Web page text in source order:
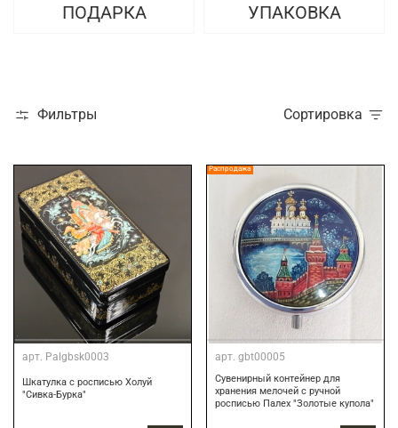
ПОДАРКА
УПАКОВКА
Фильтры Сортировка
арт. Palgbsk0003
Шкатулка с росписью Холуй
"Сивка-Бурка"
Распродажа
арт. gbt00005
Сувенирный контейнер для
хранения мелочей с ручной
росписью Палех "Золотые купола"